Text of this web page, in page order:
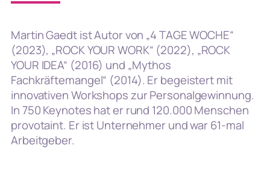
Martin Gaedt ist Autor von „4 TAGE WOCHE“
(2023), „ROCK YOUR WORK“ (2022), „ROCK
YOUR IDEA“ (2016) und „Mythos
Fachkräftemangel“ (2014). Er begeistert mit
innovativen Workshops zur Personalgewinnung.
In 750 Keynotes hat er rund 120.000 Menschen
provotaint. Er ist Unternehmer und war 61-mal
Arbeitgeber.